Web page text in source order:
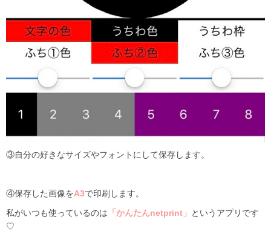
③自分の好きなサイズやフォントにして保存します。
④保存した画像をA3で印刷します。
私がいつも使っているのは 「かんたんnetprint」
というアプリです
♡